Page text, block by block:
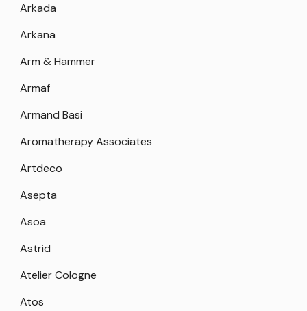
Arkada
Arkana
Arm & Hammer
Armaf
Armand Basi
Aromatherapy Associates
Artdeco
Asepta
Asoa
Astrid
Atelier Cologne
Atos